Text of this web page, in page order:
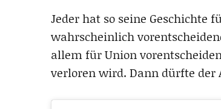
Jeder hat so seine Geschichte
wahrscheinlich
allem für Union
verloren wird. Dann dürfte der